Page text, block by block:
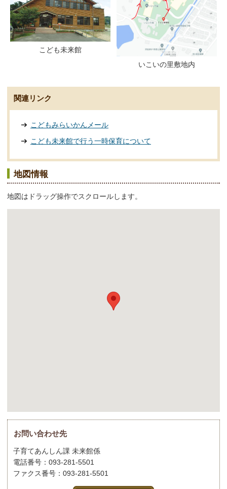
こども未来館
いこいの里敷地内
関連リンク
こどもみらいかんメール
こども未来館で行う一時保育について
地図情報
地図はドラッグ操作でスクロールします。
お問い合わせ先
子育てあんしん課 未来館係
電話番号：093-281-5501
ファクス番号：093-281-5501